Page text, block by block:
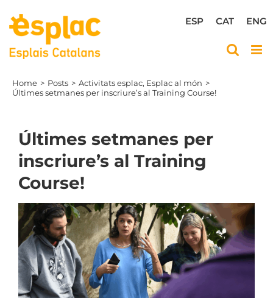
content
ENG
CAT
ESP
Home Posts Activitats esplac Esplac al món
Últimes setmanes per inscriure’s al Training Course!
Últimes setmanes per
inscriure’s al Training
Course!
View
Larger
Image